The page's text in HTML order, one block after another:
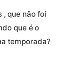
, que não foi
que é o
temporada?